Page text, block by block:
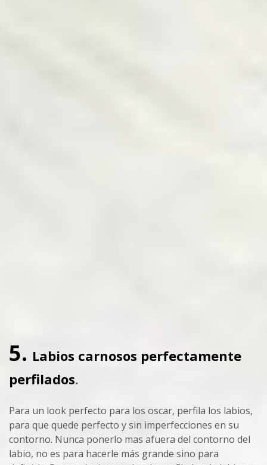
5. Labios carnosos perfectamente
perfilados.
Para un look perfecto para los oscar, perfila los labios,
para que quede perfecto y sin imperfecciones en su
contorno. Nunca ponerlo mas afuera del contorno del
labio, no es para hacerle más grande sino para